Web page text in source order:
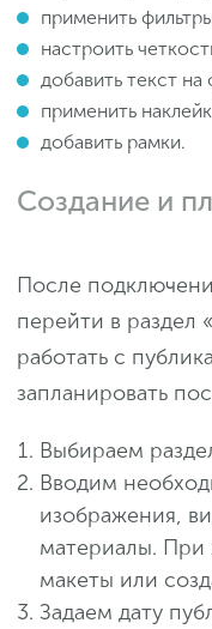
применить
настроить
добавить текст
применить
добавить рамки.
Создание и
После
перейти в раздел
работать с
запланировать
Выбираем
Вводим
изображения,
материалы. При
макеты или
Задаем дату